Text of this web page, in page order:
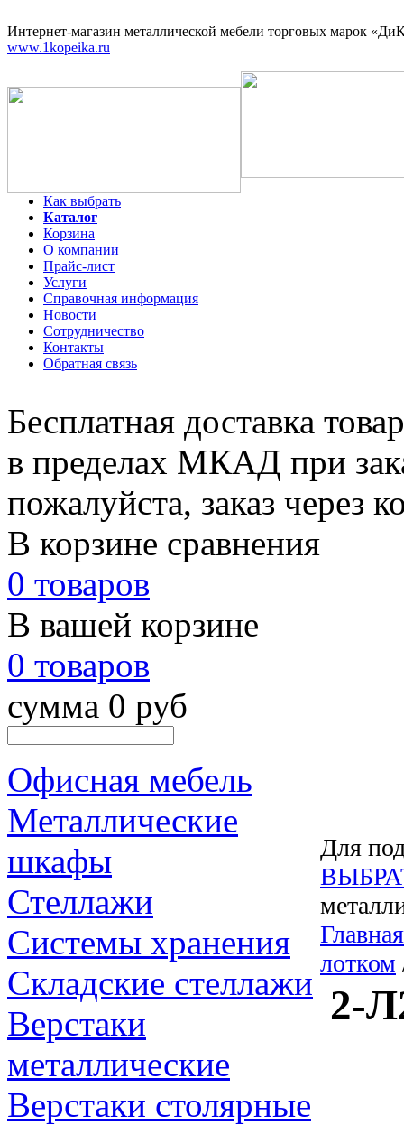
Интернет-магазин металлической мебели торговых марок
www.1kopeika.ru
Как выбрать
Каталог
Корзина
О компании
Прайс-лист
Услуги
Справочная информация
Новости
Сотрудничество
Контакты
Обратная связь
Бесплатная доставка
в пределах МКАД при
пожалуйста, заказ через
В корзине сравнения
0 товаров
В вашей корзине
0 товаров
сумма 0 руб
Офисная мебель
Металлические
шкафы
Стеллажи
Системы хранения
Складские стеллажи
Верстаки
металлические
Верстаки столярные
Для
Главная
лотком
2-